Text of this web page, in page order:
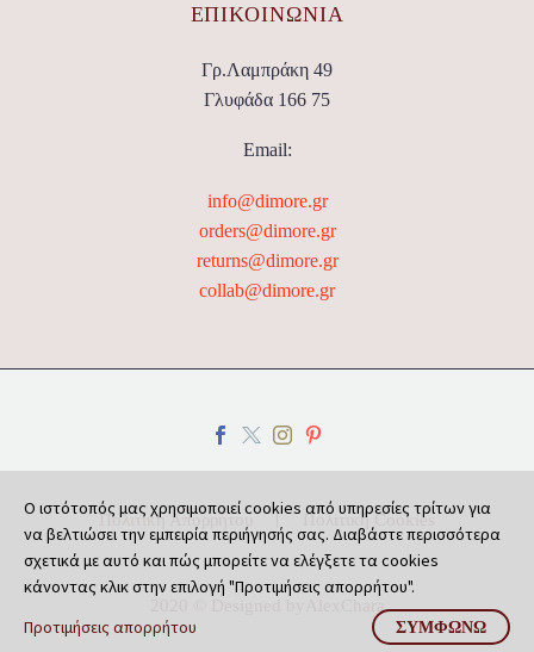
ΕΠΙΚΟΙΝΩΝΊΑ
Γρ.Λαμπράκη 49
Γλυφάδα 166 75
Email:
info@dimore.gr
orders@dimore.gr
returns@dimore.gr
collab@dimore.gr
Πολιτική Απορρήτου Πολιτική Cookies
AlexChara
Ο ιστότοπός μας χρησιμοποιεί cookies από υπηρεσίες τρίτων για
να βελτιώσει την εμπειρία περιήγησής σας. Διαβάστε περισσότερα
σχετικά με αυτό και πώς μπορείτε να ελέγξετε τα cookies
κάνοντας κλικ στην επιλογή "Προτιμήσεις απορρήτου".
Προτιμήσεις απορρήτου
ΣΥΜΦΩΝΏ